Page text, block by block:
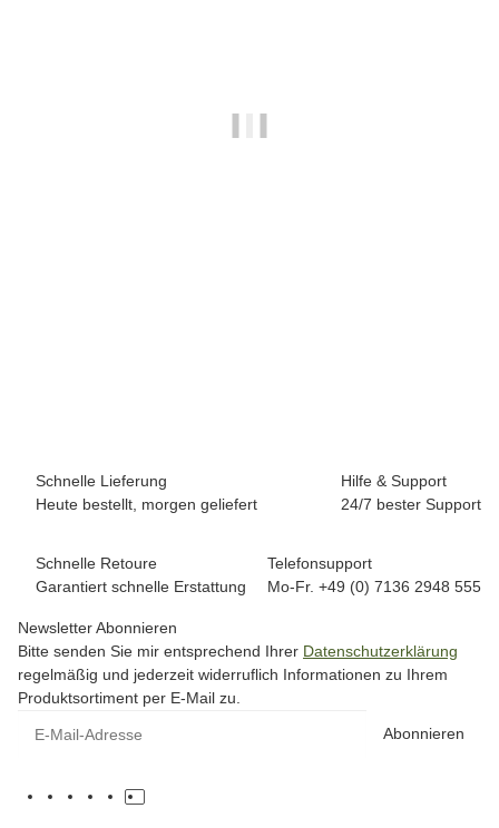
Schnelle Lieferung
Heute bestellt, morgen geliefert
Hilfe & Support
24/7 bester Support
Schnelle Retoure
Garantiert schnelle Erstattung
Telefonsupport
Mo-Fr. +49 (0) 7136 2948 555
Newsletter Abonnieren
Bitte senden Sie mir entsprechend Ihrer Datenschutzerklärung
regelmäßig und jederzeit widerruflich Informationen zu Ihrem
Produktsortiment per E-Mail zu.
Abonnieren